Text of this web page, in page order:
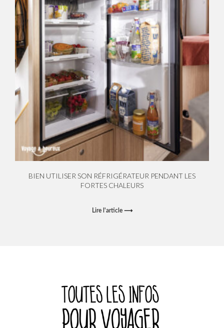
BIEN UTILISER SON RÉFRIGÉRATEUR PENDANT LES
FORTES CHALEURS
Lire l'article ⟶